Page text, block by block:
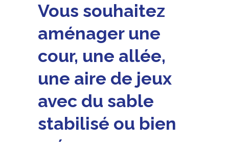
Vous souhaitez
aménager une
cour, une allée,
une aire de jeux
avec du sable
stabilisé ou bien